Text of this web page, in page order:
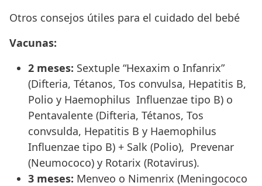
Otros consejos útiles para el cuidado del bebé
Vacunas:
2 meses: Sextuple “Hexaxim o Infanrix”
(Difteria, Tétanos, Tos convulsa, Hepatitis B,
Polio y Haemophilus Influenzae tipo B) o
Pentavalente (Difteria, Tétanos, Tos
convsulda, Hepatitis B y Haemophilus
Influenzae tipo B) + Salk (Polio), Prevenar
(Neumococo) y Rotarix (Rotavirus).
3 meses: Menveo o Nimenrix (Meningococo